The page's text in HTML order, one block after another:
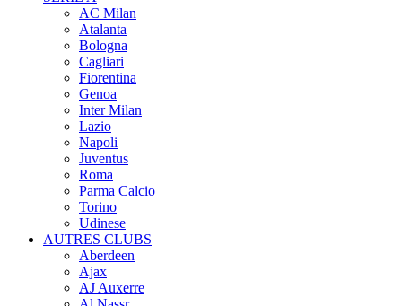
AC Milan
Atalanta
Bologna
Cagliari
Fiorentina
Genoa
Inter Milan
Lazio
Napoli
Juventus
Roma
Parma Calcio
Torino
Udinese
AUTRES CLUBS
Aberdeen
Ajax
AJ Auxerre